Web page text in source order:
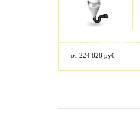
от 224 828 руб